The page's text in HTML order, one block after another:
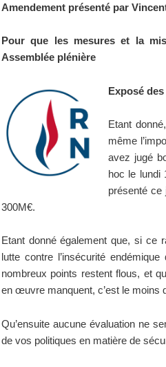
Amendement présenté par
Pour que les mesures et la
Assemblée plénière
Exposé
Etant
même
avez jugé
hoc le lundi
présenté ce
300M€.
Etant donné également que, si ce
lutte contre l’insécurité
nombreux points restent flous, et
en œuvre manquent, c’est le moins
Qu’ensuite aucune évaluation ne
de vos politiques en matière de